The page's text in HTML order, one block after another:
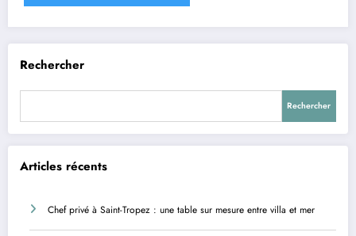
Rechercher
Rechercher
Articles récents
Chef privé à Saint-Tropez : une table sur mesure entre villa et mer